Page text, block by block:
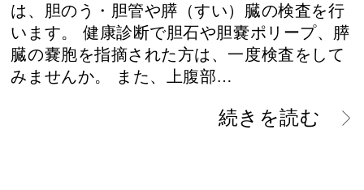
は、胆のう・胆管や膵（すい）臓の検査を行
います。 健康診断で胆石や胆嚢ポリープ、膵
臓の嚢胞を指摘された方は、一度検査をして
みませんか。 また、上腹部…
続きを読む